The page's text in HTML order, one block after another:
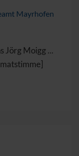
Mayrhofen
Jörg Moigg ...